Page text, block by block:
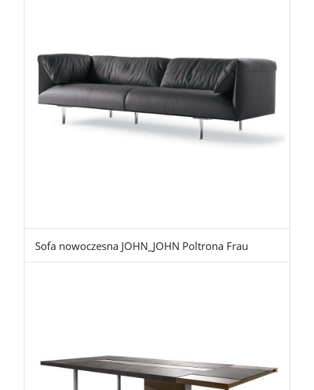
Sofa nowoczesna JOHN_JOHN Poltrona Frau